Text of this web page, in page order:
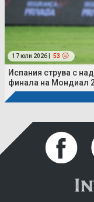
17 юли 2026 | 53
Испания струва с
финала на Мондиал